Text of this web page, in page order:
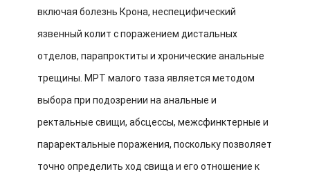
включая болезнь Крона, неспецифический
язвенный колит с поражением дистальных
отделов, парапроктиты и хронические анальные
трещины. МРТ малого таза является методом
выбора при подозрении на анальные и
ректальные свищи, абсцессы, межсфинктерные и
параректальные поражения, поскольку позволяет
точно определить ход свища и его отношение к